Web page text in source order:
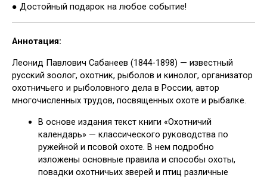
● Достойный подарок на любое событие!
Аннотация:
Леонид Павлович Сабанеев (1844-1898) — известный
русский зоолог, охотник, рыболов и кинолог, организатор
охотничьего и рыболовного дела в России, автор
многочисленных трудов, посвященных охоте и рыбалке.
В основе издания текст книги «Охотничий
календарь» — классического руководства по
ружейной и псовой охоте. В нем подробно
изложены основные правила и способы охоты,
повадки охотничьих зверей и птиц различные